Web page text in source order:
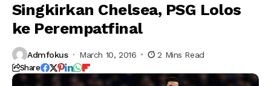
Singkirkan Chelsea, PSG Lolos
ke Perempatfinal
Admfokus March 10, 2016 2 Mins Read
Share